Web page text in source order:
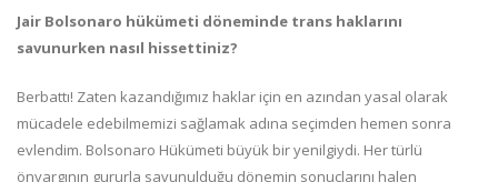
Jair Bolsonaro hükümeti döneminde trans haklarını
savunurken nasıl hissettiniz?
Berbattı! Zaten kazandığımız haklar için en azından yasal olarak
mücadele edebilmemizi sağlamak adına seçimden hemen sonra
evlendim. Bolsonaro Hükümeti büyük bir yenilgiydi. Her türlü
önyargının gururla savunulduğu dönemin sonuçlarını halen